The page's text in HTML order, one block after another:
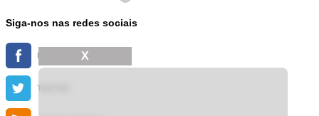
Siga-nos nas redes sociais
FACEBOOK
TWITTER
X